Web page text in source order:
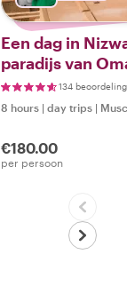
Een dag in
paradijs van
134
8 hours | day trips |
€180.00
per persoon